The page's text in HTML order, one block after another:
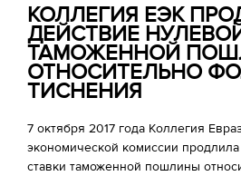
КОЛЛЕГИЯ ЕЭК
ДЕЙСТВИЕ
ТАМОЖЕННОЙ
ОТНОСИТЕЛЬНО
ТИСНЕНИЯ
7 октября 2017 года Коллегия
экономической комиссии
ставки таможенной пошлины